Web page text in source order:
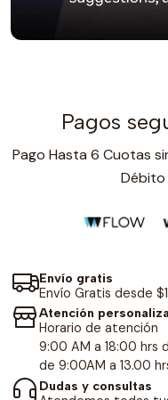
Pagos
Pago Hasta 6 Cuotas
Débito
Envío gratis
Envío Gratis desde
Atención
Horario de atención
9:00 AM a 18:00 hrs
de 9:00AM a 13.00
Dudas y consultas